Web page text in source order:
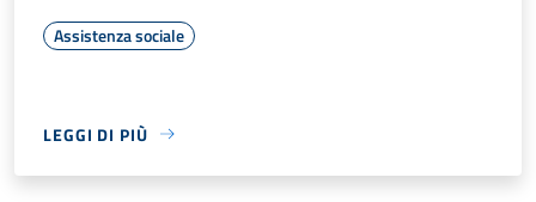
Assistenza sociale
LEGGI DI PIÙ